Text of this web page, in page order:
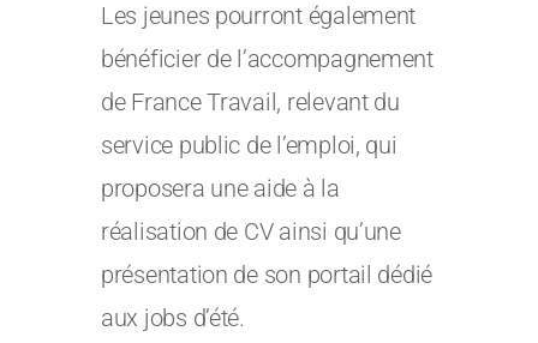
Les jeunes pourront également
bénéficier de l’accompagnement
de France Travail, relevant du
service public de l’emploi, qui
proposera une aide à la
réalisation de CV ainsi qu’une
présentation de son portail dédié
aux jobs d’été.